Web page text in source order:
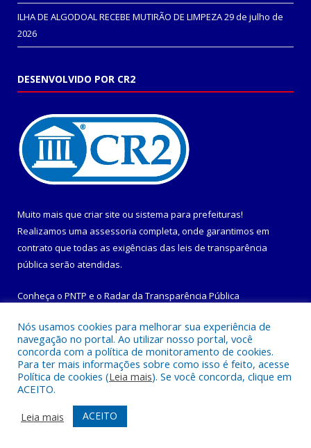
ILHA DE ALGODOAL RECEBE MUTIRÃO DE LIMPEZA29 de julho de
2026
DESENVOLVIDO POR CR2
Muito mais que criar site ou sistema para prefeituras!
Realizamos uma assessoria completa, onde garantimos em
contrato que todas as exigências das leis de transparência
pública serão atendidas.
Conheça o PNTP e o Radar da Transparência Pública
Todos os direitos reservados a Prefeitura Municipal de
Maracanã.
Mapa do Site
Acessar Área Administrativa
Acessar Webmail
Nós usamos cookies para melhorar sua experiência de
navegação no portal. Ao utilizar nosso portal, você
concorda com a política de monitoramento de cookies.
Para ter mais informações sobre como isso é feito, acesse
Política de cookies (Leia mais). Se você concorda, clique em
ACEITO.
Leia mais
ACEITO